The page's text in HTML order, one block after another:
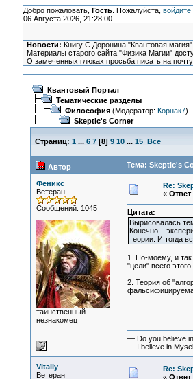
Добро пожаловать, Гость. Пожалуйста, войдите
06 Августа 2026, 21:28:00
Новости: Книгу С.Доронина "Квантовая
Материалы старого сайта "Физика Магии"
О замеченных глюках просьба писать на
Квантовый Портал
Тематические разделы
Философия(Модератор: Корнак7)
Skeptic's Corner
Страниц: 1 ... 6 7[8] 9 10 ... 15 Все
Автор Тема: Skeptic's
Феникс
Ветеран
Сообщений: 1045
таинственный
незнакомец
Re:
« Ответ
Цитата:
Вырисовалась
Конечно...
теории. И тогда
1. По-моему, и так
"цели" всего
2. Теория об
фальсифицируема
— Do you believe
— I believe in
Vitaliy
Ветеран
Re:
« Ответ